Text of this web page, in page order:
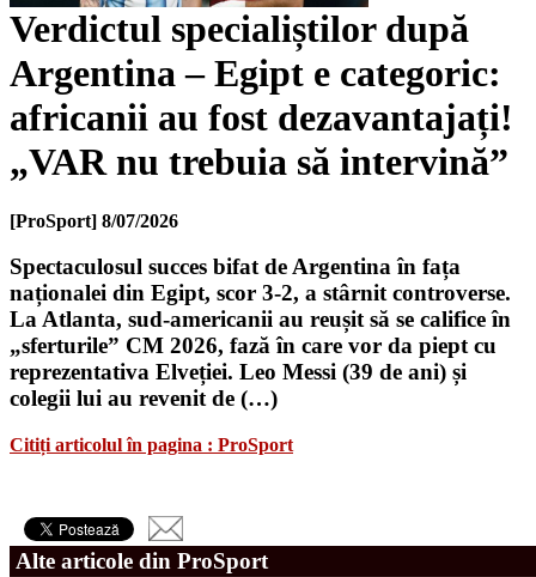
Verdictul specialiștilor după
Argentina – Egipt e categoric:
africanii au fost dezavantajați!
„VAR nu trebuia să intervină”
[ProSport] 8/07/2026
Spectaculosul succes bifat de Argentina în fața
naționalei din Egipt, scor 3-2, a stârnit controverse.
La Atlanta, sud-americanii au reușit să se califice în
„sferturile” CM 2026, fază în care vor da piept cu
reprezentativa Elveției. Leo Messi (39 de ani) și
colegii lui au revenit de (…)
Citiți articolul în pagina : ProSport
Alte articole din ProSport